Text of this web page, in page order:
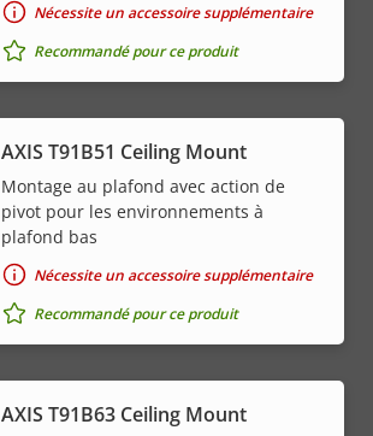
Nécessite un accessoire supplémentaire
Recommandé pour ce produit
AXIS T91B51 Ceiling Mount
Montage au plafond avec action de
pivot pour les environnements à
plafond bas
Nécessite un accessoire supplémentaire
Recommandé pour ce produit
AXIS T91B63 Ceiling Mount